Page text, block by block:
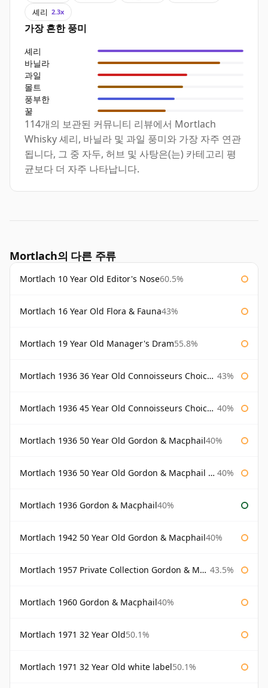
셰리 2.3x
가장 흔한 풍미
셰리
바닐라
과일
몰트
풍부한
꿀
114개의 보관된 커뮤니티 리뷰에서 Mortlach
Whisky 셰리, 바닐라 및 과일 풍미와 가장 자주 연관
됩니다, 그 중 자두, 허브 및 사탕은(는) 카테고리 평
균보다 더 자주 나타납니다.
Mortlach의 다른 주류
Mortlach 10 Year Old Editor's Nose60.5%
Mortlach 16 Year Old Flora & Fauna43%
Mortlach 19 Year Old Manager's Dram55.8%
Mortlach 1936 36 Year Old Connoisseurs Choice Gordon & Macphail 43%
Mortlach 1936 45 Year Old Connoisseurs Choice Gordon & Macphail 40%
Mortlach 1936 50 Year Old Gordon & Macphail40%
Mortlach 1936 50 Year Old Gordon & Macphail 75cl 40%
Mortlach 1936 Gordon & Macphail40%
Mortlach 1942 50 Year Old Gordon & Macphail40%
Mortlach 1957 Private Collection Gordon & Macphail 43.5%
Mortlach 1960 Gordon & Macphail40%
Mortlach 1971 32 Year Old50.1%
Mortlach 1971 32 Year Old white label50.1%